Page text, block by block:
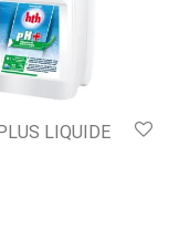
LIQUIDE